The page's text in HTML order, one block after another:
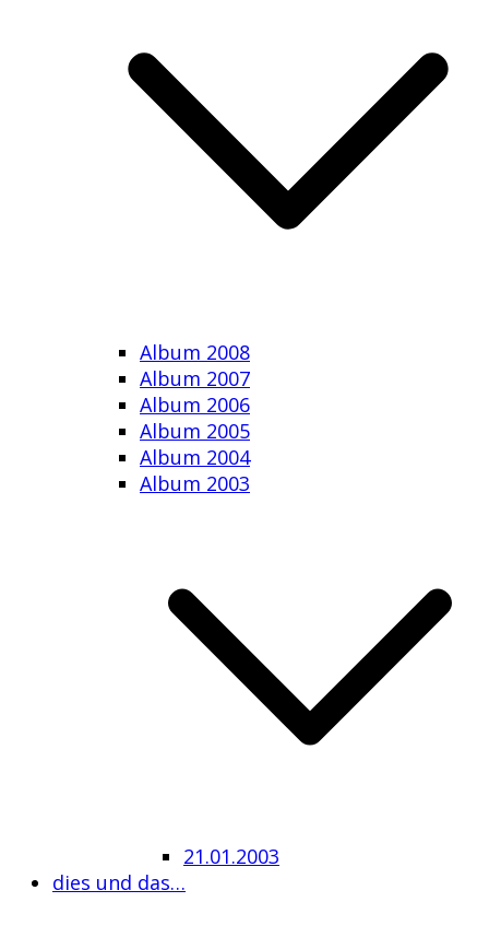
Album 2008
Album 2007
Album 2006
Album 2005
Album 2004
Album 2003
21.01.2003
dies und das…